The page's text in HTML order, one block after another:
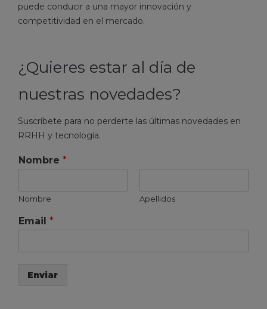
puede conducir a una mayor innovación y
competitividad en el mercado.
¿Quieres estar al día de
nuestras novedades?
Suscríbete para no perderte las últimas novedades en
RRHH y tecnología.
Nombre *
Nombre Apellidos
Email *
Enviar